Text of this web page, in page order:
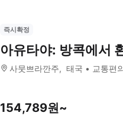
즉시확정
아유타야: 방콕에서
사뭇쁘라깐주 태국 교통편
154,789원~